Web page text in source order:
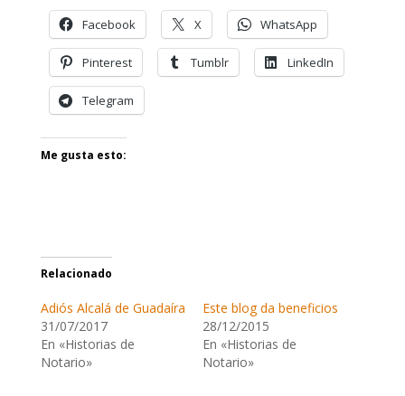
Facebook X WhatsApp
Pinterest Tumblr LinkedIn
Telegram
Me gusta esto:
Relacionado
Adiós Alcalá de Guadaíra
31/07/2017
En «Historias de
Notario»
Este blog da beneficios
28/12/2015
En «Historias de
Notario»